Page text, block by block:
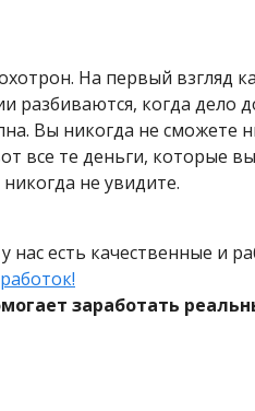
На первый взгляд
разбиваются, когда дело
Вы никогда не сможете
все те деньги, которые
не увидите.
нас есть качественные и
заработать